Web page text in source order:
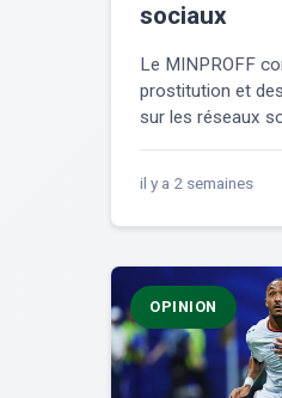
sociaux
Le MINPROFF
prostitution et
sur les réseaux
il y a 2 semaines
OPINION